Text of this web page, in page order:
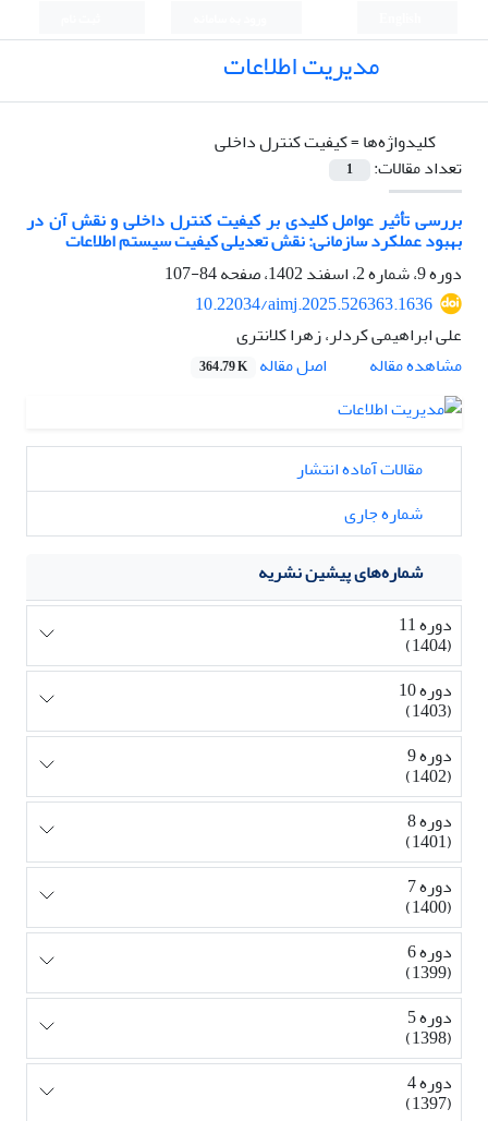
مدیریت اطلاعات
کلیدواژه‌ها =کیفیت کنترل داخلی
تعداد مقالات:
1
بررسی تأثیر عوامل کلیدی بر کیفیت کنترل داخلی و نقش آن در
بهبود عملکرد سازمانی: نقش تعدیلی کیفیت سیستم اطلاعات
دوره 9، شماره 2، اسفند 1402، صفحه
84-107
10.22034/aimj.2025.526363.1636
علی ابراهیمی کردلر، زهرا کلانتری
مشاهده مقاله
اصل مقاله 364.79 K
مقالات آماده انتشار
شماره جاری
شماره‌های پیشین نشریه
دوره 11
(1404)
دوره 10
(1403)
دوره 9
(1402)
دوره 8
(1401)
دوره 7
(1400)
دوره 6
(1399)
دوره 5
(1398)
دوره 4
(1397)